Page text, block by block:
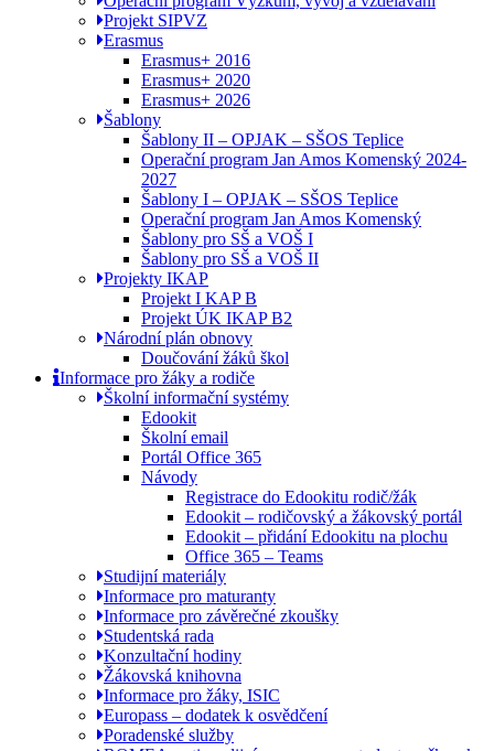
Projekt SIPVZ
Erasmus
Erasmus+ 2016
Erasmus+ 2020
Erasmus+ 2026
Šablony
Šablony II – OPJAK – SŠOS Teplice
Operační program Jan Amos Komenský 2024-
2027
Šablony I – OPJAK – SŠOS Teplice
Operační program Jan Amos Komenský
Šablony pro SŠ a VOŠ I
Šablony pro SŠ a VOŠ II
Projekty IKAP
Projekt I KAP B
Projekt ÚK IKAP B2
Národní plán obnovy
Doučování žáků škol
Informace pro žáky a rodiče
Školní informační systémy
Edookit
Školní email
Portál Office 365
Návody
Registrace do Edookitu rodič/žák
Edookit – rodičovský a žákovský portál
Edookit – přidání Edookitu na plochu
Office 365 – Teams
Studijní materiály
Informace pro maturanty
Informace pro závěrečné zkoušky
Studentská rada
Konzultační hodiny
Žákovská knihovna
Informace pro žáky, ISIC
Europass – dodatek k osvědčení
Poradenské služby